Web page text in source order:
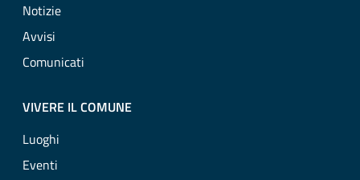
Notizie
Avvisi
Comunicati
VIVERE IL COMUNE
Luoghi
Eventi